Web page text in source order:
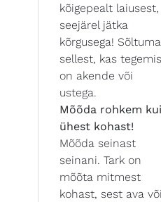
kõigepealt laiusest,
seejärel jätka
kõrgusega!
sellest, kas
on akende või
ustega.
Mõõda rohkem kui
ühest kohast!
Mõõda seinast
seinani. Tark on
mõõta mitmest
kohast, sest ava